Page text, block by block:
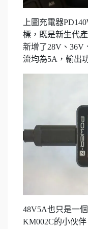
上圖充電器
標，既是新生代
新增了28V、36V
流均為5A，輸出
48V5A也只是一
KM002C的小伙